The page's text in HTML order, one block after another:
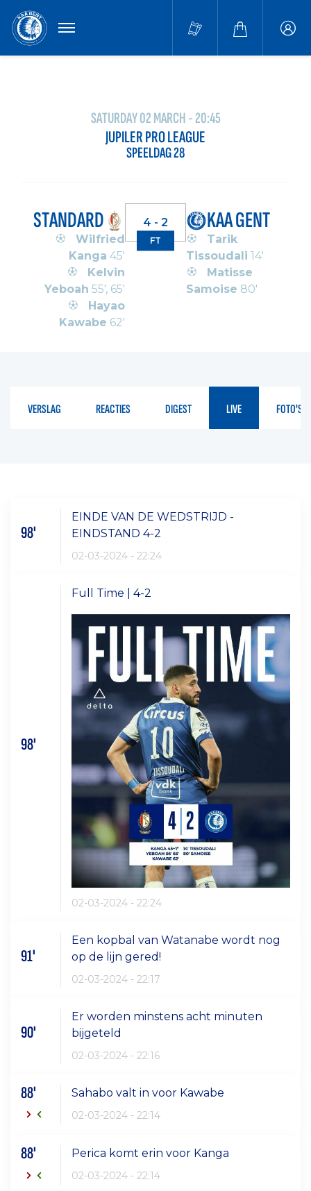
MENU
SATURDAY 02 MARCH - 20:45
JUPILER PRO LEAGUE
SPEELDAG 28
STANDARD
Wilfried
Kanga 45'
Kelvin
Yeboah 55', 65'
Hayao
Kawabe 62'
4 - 2
FT
KAA GENT
Tarik
Tissoudali 14'
Matisse
Samoise 80'
VERSLAG REACTIES DIGEST LIVE FOTO'S
98'
EINDE VAN DE WEDSTRIJD -
EINDSTAND 4-2
02-03-2024 - 22:24
98'
Full Time | 4-2
02-03-2024 - 22:24
91'
Een kopbal van Watanabe wordt nog
op de lijn gered!
02-03-2024 - 22:17
90'
Er worden minstens acht minuten
bijgeteld
02-03-2024 - 22:16
88' Sahabo valt in voor Kawabe
02-03-2024 - 22:14
88' Perica komt erin voor Kanga
02-03-2024 - 22:14